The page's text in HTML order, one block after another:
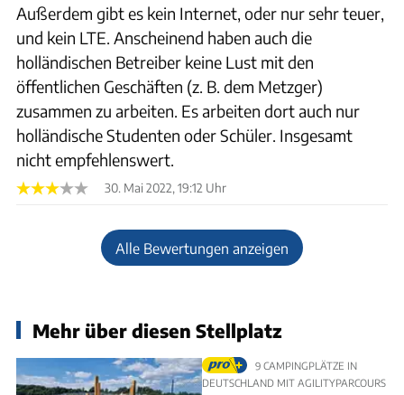
Außerdem gibt es kein Internet, oder nur sehr teuer,
und kein LTE. Anscheinend haben auch die
holländischen Betreiber keine Lust mit den
öffentlichen Geschäften (z. B. dem Metzger)
zusammen zu arbeiten. Es arbeiten dort auch nur
holländische Studenten oder Schüler. Insgesamt
nicht empfehlenswert.
30. Mai 2022, 19:12 Uhr
Alle Bewertungen anzeigen
Mehr über diesen Stellplatz
9 CAMPINGPLÄTZE IN
DEUTSCHLAND MIT AGILITYPARCOURS